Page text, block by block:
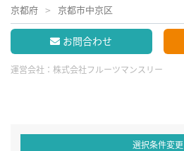
京都府 京都市中京区
お問合わせ
運営会社： 株式会社フルーツマンスリー
選択条件変更